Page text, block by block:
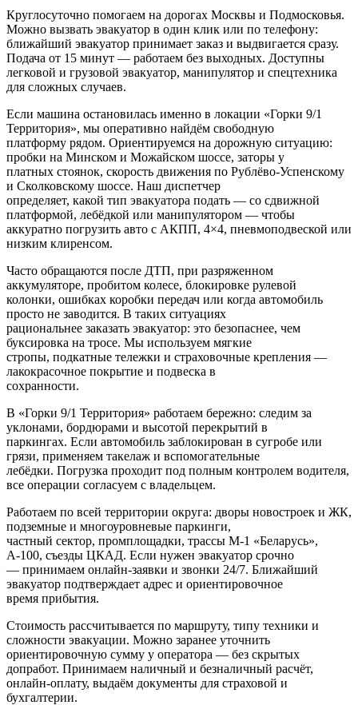
Круглосуточно помогаем на дорогах Москвы и Подмосковья.
Можно вызвать эвакуатор в один клик или по телефону:
ближайший эвакуатор принимает заказ и выдвигается сразу.
Подача от 15 минут — работаем без выходных. Доступны
легковой и грузовой эвакуатор, манипулятор и спецтехника
для сложных случаев.
Если машина остановилась именно в локации «Горки 9/1
Территория», мы оперативно найдём свободную
платформу рядом. Ориентируемся на дорожную ситуацию:
пробки на Минском и Можайском шоссе, заторы у
платных стоянок, скорость движения по Рублёво-Успенскому
и Сколковскому шоссе. Наш диспетчер
определяет, какой тип эвакуатора подать — со сдвижной
платформой, лебёдкой или манипулятором — чтобы
аккуратно погрузить авто с АКПП, 4×4, пневмоподвеской или
низким клиренсом.
Часто обращаются после ДТП, при разряженном
аккумуляторе, пробитом колесе, блокировке рулевой
колонки, ошибках коробки передач или когда автомобиль
просто не заводится. В таких ситуациях
рациональнее заказать эвакуатор: это безопаснее, чем
буксировка на тросе. Мы используем мягкие
стропы, подкатные тележки и страховочные крепления —
лакокрасочное покрытие и подвеска в
сохранности.
В «Горки 9/1 Территория» работаем бережно: следим за
уклонами, бордюрами и высотой перекрытий в
паркингах. Если автомобиль заблокирован в сугробе или
грязи, применяем такелаж и вспомогательные
лебёдки. Погрузка проходит под полным контролем водителя,
все операции согласуем с владельцем.
Работаем по всей территории округа: дворы новостроек и ЖК,
подземные и многоуровневые паркинги,
частный сектор, промплощадки, трассы М‑1 «Беларусь»,
А‑100, съезды ЦКАД. Если нужен эвакуатор срочно
— принимаем онлайн-заявки и звонки 24/7. Ближайший
эвакуатор подтверждает адрес и ориентировочное
время прибытия.
Стоимость рассчитывается по маршруту, типу техники и
сложности эвакуации. Можно заранее уточнить
ориентировочную сумму у оператора — без скрытых
допработ. Принимаем наличный и безналичный расчёт,
онлайн-оплату, выдаём документы для страховой и
бухгалтерии.